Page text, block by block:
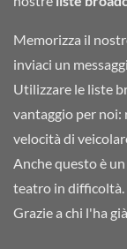
Memorizza il
inviaci un
Utilizzare le liste
vantaggio per noi:
velocità di
Anche questo è
teatro in difficoltà.
Grazie a chi l'ha